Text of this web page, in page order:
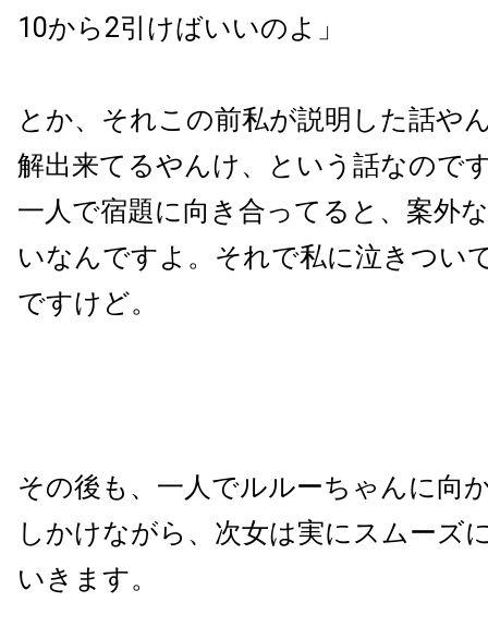
10から2引けばいいのよ」
とか、それこの前私が説明した話や
解出来てるやんけ、という話なので
一人で宿題に向き合ってると、案外
いなんですよ。それで私に泣きつい
ですけど。
その後も、一人でルルーちゃんに向
しかけながら、次女は実にスムーズ
いきます。